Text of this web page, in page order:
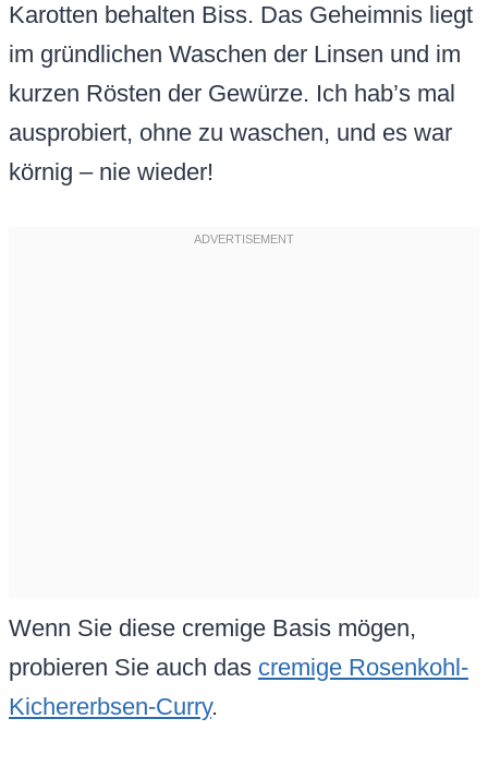
Karotten behalten Biss. Das Geheimnis liegt
im gründlichen Waschen der Linsen und im
kurzen Rösten der Gewürze. Ich hab’s mal
ausprobiert, ohne zu waschen, und es war
körnig – nie wieder!
Wenn Sie diese cremige Basis mögen,
probieren Sie auch das cremige Rosenkohl-
Kichererbsen-Curry.